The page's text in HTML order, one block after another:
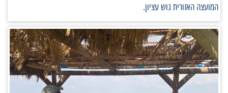
המועצה האזורית גוש עציון.